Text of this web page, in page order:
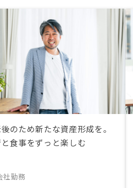
のため新たな資産形成を。
食事をずっと楽しむ
社勤務